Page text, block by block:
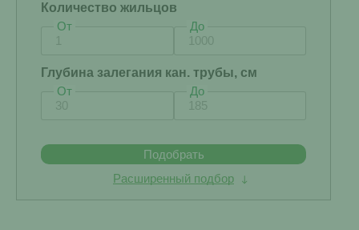
Количество жильцов
От
До
Глубина залегания кан. трубы, см
От
До
Подобрать
Расширенный подбор